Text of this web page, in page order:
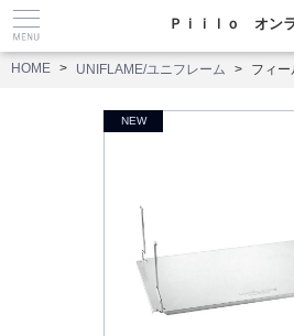
Ｐｉｉｌｏ オン
HOME UNIFLAME/ユニフレーム フィ